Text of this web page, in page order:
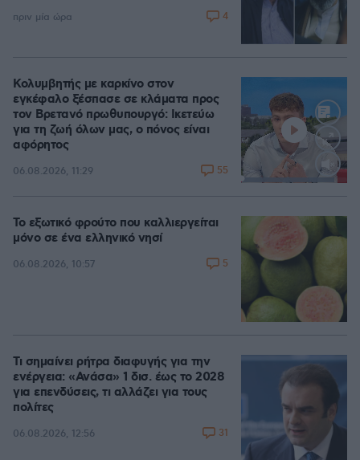
πριν μία ώρα 4
Loaded
Κολυμβητής με καρκίνο στον
εγκέφαλο ξέσπασε σε κλάματα προς
τον Βρετανό πρωθυπουργό: Ικετεύω
για τη ζωή όλων μας, ο πόνος είναι
αφόρητος
06.08.2026, 11:29 55
Το εξωτικό φρούτο που καλλιεργείται
μόνο σε ένα ελληνικό νησί
06.08.2026, 10:57 5
Τι σημαίνει ρήτρα διαφυγής για την
ενέργεια: «Ανάσα» 1 δισ. έως το 2028
για επενδύσεις, τι αλλάζει για τους
πολίτες
06.08.2026, 12:56 31